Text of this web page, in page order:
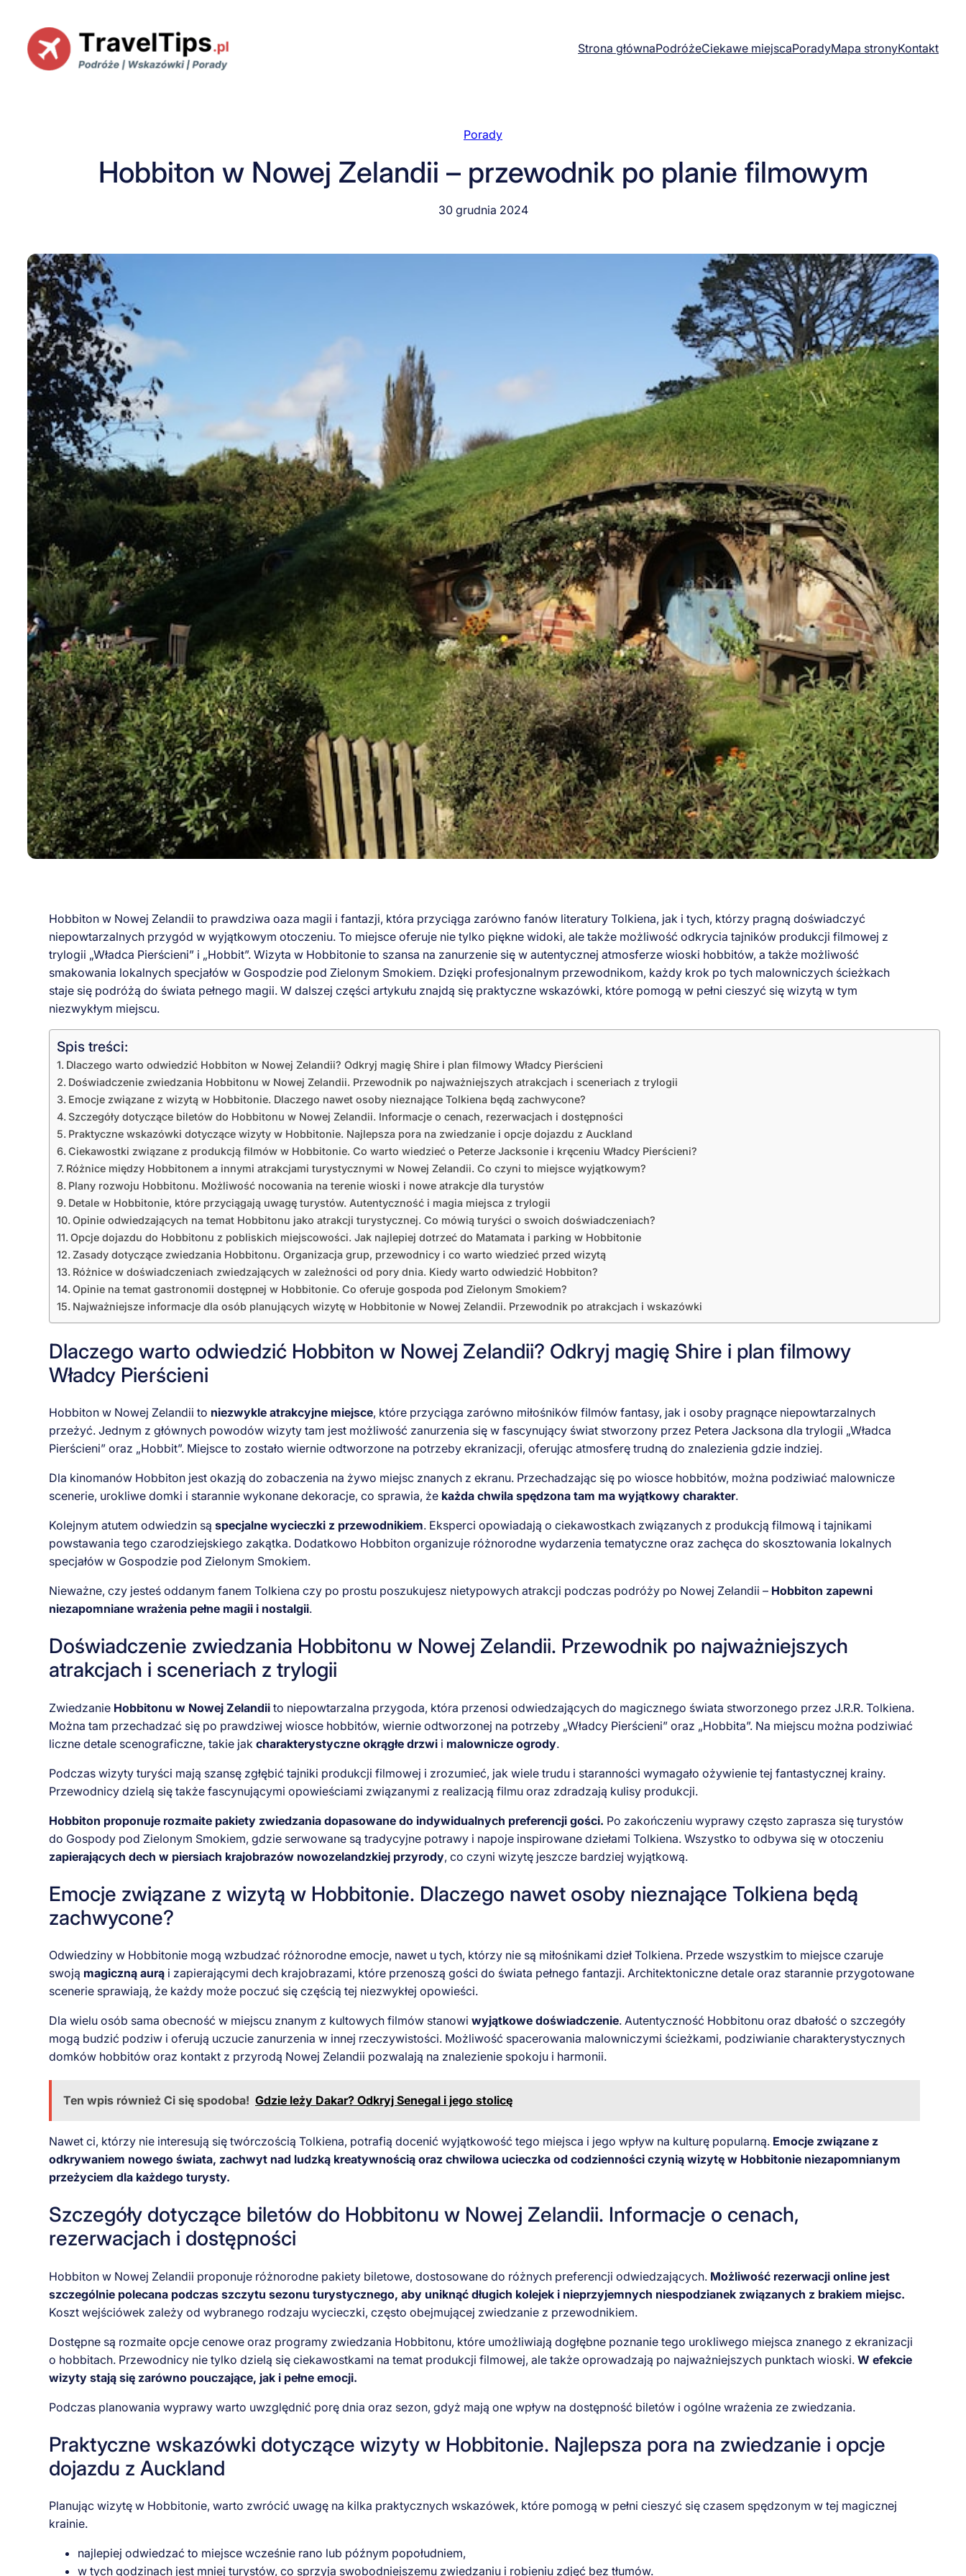
treści
Strona głównaPodróżeCiekawe miejscaPoradyMapa stronyKontakt
Porady
Hobbiton w Nowej Zelandii – przewodnik po planie filmowym
30 grudnia 2024
Hobbiton w Nowej Zelandii to prawdziwa oaza magii i fantazji, która przyciąga zarówno fanów literatury Tolkiena, jak i tych, którzy pragną doświadczyć
niepowtarzalnych przygód w wyjątkowym otoczeniu. To miejsce oferuje nie tylko piękne widoki, ale także możliwość odkrycia tajników produkcji filmowej z
trylogii „Władca Pierścieni” i „Hobbit”. Wizyta w Hobbitonie to szansa na zanurzenie się w autentycznej atmosferze wioski hobbitów, a także możliwość
smakowania lokalnych specjałów w Gospodzie pod Zielonym Smokiem. Dzięki profesjonalnym przewodnikom, każdy krok po tych malowniczych ścieżkach
staje się podróżą do świata pełnego magii. W dalszej części artykułu znajdą się praktyczne wskazówki, które pomogą w pełni cieszyć się wizytą w tym
niezwykłym miejscu.
Spis treści:
Dlaczego warto odwiedzić Hobbiton w Nowej Zelandii? Odkryj magię Shire i plan filmowy Władcy Pierścieni
Doświadczenie zwiedzania Hobbitonu w Nowej Zelandii. Przewodnik po najważniejszych atrakcjach i sceneriach z trylogii
Emocje związane z wizytą w Hobbitonie. Dlaczego nawet osoby nieznające Tolkiena będą zachwycone?
Szczegóły dotyczące biletów do Hobbitonu w Nowej Zelandii. Informacje o cenach, rezerwacjach i dostępności
Praktyczne wskazówki dotyczące wizyty w Hobbitonie. Najlepsza pora na zwiedzanie i opcje dojazdu z Auckland
Ciekawostki związane z produkcją filmów w Hobbitonie. Co warto wiedzieć o Peterze Jacksonie i kręceniu Władcy Pierścieni?
Różnice między Hobbitonem a innymi atrakcjami turystycznymi w Nowej Zelandii. Co czyni to miejsce wyjątkowym?
Plany rozwoju Hobbitonu. Możliwość nocowania na terenie wioski i nowe atrakcje dla turystów
Detale w Hobbitonie, które przyciągają uwagę turystów. Autentyczność i magia miejsca z trylogii
Opinie odwiedzających na temat Hobbitonu jako atrakcji turystycznej. Co mówią turyści o swoich doświadczeniach?
Opcje dojazdu do Hobbitonu z pobliskich miejscowości. Jak najlepiej dotrzeć do Matamata i parking w Hobbitonie
Zasady dotyczące zwiedzania Hobbitonu. Organizacja grup, przewodnicy i co warto wiedzieć przed wizytą
Różnice w doświadczeniach zwiedzających w zależności od pory dnia. Kiedy warto odwiedzić Hobbiton?
Opinie na temat gastronomii dostępnej w Hobbitonie. Co oferuje gospoda pod Zielonym Smokiem?
Najważniejsze informacje dla osób planujących wizytę w Hobbitonie w Nowej Zelandii. Przewodnik po atrakcjach i wskazówki
Dlaczego warto odwiedzić Hobbiton w Nowej Zelandii? Odkryj magię Shire i plan filmowy
Władcy Pierścieni
Hobbiton w Nowej Zelandii to niezwykle atrakcyjne miejsce, które przyciąga zarówno miłośników filmów fantasy, jak i osoby pragnące niepowtarzalnych
przeżyć. Jednym z głównych powodów wizyty tam jest możliwość zanurzenia się w fascynujący świat stworzony przez Petera Jacksona dla trylogii „Władca
Pierścieni” oraz „Hobbit”. Miejsce to zostało wiernie odtworzone na potrzeby ekranizacji, oferując atmosferę trudną do znalezienia gdzie indziej.
Dla kinomanów Hobbiton jest okazją do zobaczenia na żywo miejsc znanych z ekranu. Przechadzając się po wiosce hobbitów, można podziwiać malownicze
scenerie, urokliwe domki i starannie wykonane dekoracje, co sprawia, że każda chwila spędzona tam ma wyjątkowy charakter.
Kolejnym atutem odwiedzin są specjalne wycieczki z przewodnikiem. Eksperci opowiadają o ciekawostkach związanych z produkcją filmową i tajnikami
powstawania tego czarodziejskiego zakątka. Dodatkowo Hobbiton organizuje różnorodne wydarzenia tematyczne oraz zachęca do skosztowania lokalnych
specjałów w Gospodzie pod Zielonym Smokiem.
Nieważne, czy jesteś oddanym fanem Tolkiena czy po prostu poszukujesz nietypowych atrakcji podczas podróży po Nowej Zelandii – Hobbiton zapewni
niezapomniane wrażenia pełne magii i nostalgii.
Doświadczenie zwiedzania Hobbitonu w Nowej Zelandii. Przewodnik po najważniejszych
atrakcjach i sceneriach z trylogii
Zwiedzanie Hobbitonu w Nowej Zelandiito niepowtarzalna przygoda, która przenosi odwiedzających do magicznego świata stworzonego przez J.R.R. Tolkiena.
Można tam przechadzać się po prawdziwej wiosce hobbitów, wiernie odtworzonej na potrzeby „Władcy Pierścieni” oraz „Hobbita”. Na miejscu można podziwiać
liczne detale scenograficzne, takie jak charakterystyczne okrągłe drzwii malownicze ogrody.
Podczas wizyty turyści mają szansę zgłębić tajniki produkcji filmowej i zrozumieć, jak wiele trudu i staranności wymagało ożywienie tej fantastycznej krainy.
Przewodnicy dzielą się także fascynującymi opowieściami związanymi z realizacją filmu oraz zdradzają kulisy produkcji.
Hobbiton proponuje rozmaite pakiety zwiedzania dopasowane do indywidualnych preferencji gości. Po zakończeniu wyprawy często zaprasza się turystów
do Gospody pod Zielonym Smokiem, gdzie serwowane są tradycyjne potrawy i napoje inspirowane dziełami Tolkiena. Wszystko to odbywa się w otoczeniu
zapierających dech w piersiach krajobrazów nowozelandzkiej przyrody, co czyni wizytę jeszcze bardziej wyjątkową.
Emocje związane z wizytą w Hobbitonie. Dlaczego nawet osoby nieznające Tolkiena będą
zachwycone?
Odwiedziny w Hobbitonie mogą wzbudzać różnorodne emocje, nawet u tych, którzy nie są miłośnikami dzieł Tolkiena. Przede wszystkim to miejsce czaruje
swoją magiczną aurąi zapierającymi dech krajobrazami, które przenoszą gości do świata pełnego fantazji. Architektoniczne detale oraz starannie przygotowane
scenerie sprawiają, że każdy może poczuć się częścią tej niezwykłej opowieści.
Dla wielu osób sama obecność w miejscu znanym z kultowych filmów stanowi wyjątkowe doświadczenie. Autentyczność Hobbitonu oraz dbałość o szczegóły
mogą budzić podziw i oferują uczucie zanurzenia w innej rzeczywistości. Możliwość spacerowania malowniczymi ścieżkami, podziwianie charakterystycznych
domków hobbitów oraz kontakt z przyrodą Nowej Zelandii pozwalają na znalezienie spokoju i harmonii.
Ten wpis również Ci się spodoba! Gdzie leży Dakar? Odkryj Senegal i jego stolicę
Nawet ci, którzy nie interesują się twórczością Tolkiena, potrafią docenić wyjątkowość tego miejsca i jego wpływ na kulturę popularną. Emocje związane z
odkrywaniem nowego świata, zachwyt nad ludzką kreatywnością oraz chwilowa ucieczka od codzienności czynią wizytę w Hobbitonie niezapomnianym
przeżyciem dla każdego turysty.
Szczegóły dotyczące biletów do Hobbitonu w Nowej Zelandii. Informacje o cenach,
rezerwacjach i dostępności
Hobbiton w Nowej Zelandii proponuje różnorodne pakiety biletowe, dostosowane do różnych preferencji odwiedzających. Możliwość rezerwacji online jest
szczególnie polecana podczas szczytu sezonu turystycznego, aby uniknąć długich kolejek i nieprzyjemnych niespodzianek związanych z brakiem miejsc.
Koszt wejściówek zależy od wybranego rodzaju wycieczki, często obejmującej zwiedzanie z przewodnikiem.
Dostępne są rozmaite opcje cenowe oraz programy zwiedzania Hobbitonu, które umożliwiają dogłębne poznanie tego urokliwego miejsca znanego z ekranizacji
o hobbitach. Przewodnicy nie tylko dzielą się ciekawostkami na temat produkcji filmowej, ale także oprowadzają po najważniejszych punktach wioski. W efekcie
wizyty stają się zarówno pouczające, jak i pełne emocji.
Podczas planowania wyprawy warto uwzględnić porę dnia oraz sezon, gdyż mają one wpływ na dostępność biletów i ogólne wrażenia ze zwiedzania.
Praktyczne wskazówki dotyczące wizyty w Hobbitonie. Najlepsza pora na zwiedzanie i opcje
dojazdu z Auckland
Planując wizytę w Hobbitonie, warto zwrócić uwagę na kilka praktycznych wskazówek, które pomogą w pełni cieszyć się czasem spędzonym w tej magicznej
krainie.
najlepiej odwiedzać to miejsce wcześnie rano lub późnym popołudniem,
w tych godzinach jest mniej turystów, co sprzyja swobodniejszemu zwiedzaniu i robieniu zdjęć bez tłumów.